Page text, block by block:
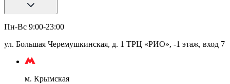
Пн-Вс 9:00-23:00
ул. Большая Черемушкинская, д. 1 ТРЦ «РИО», -1 этаж, вход 7
м. Крымская